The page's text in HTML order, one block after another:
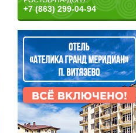
+7 (863) 299-04-94